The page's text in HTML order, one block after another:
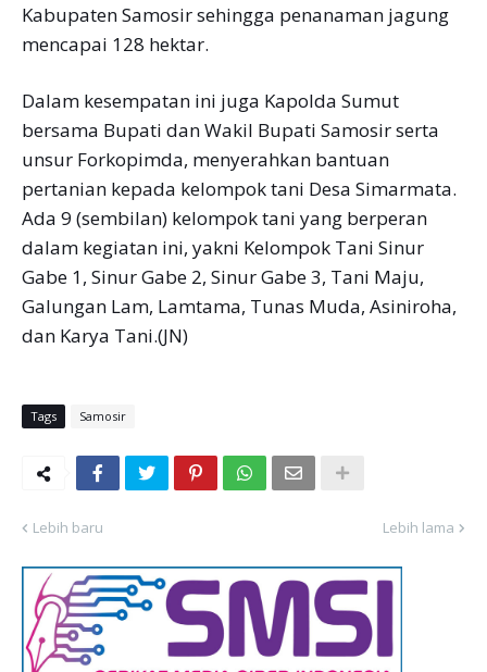
Kabupaten Samosir sehingga penanaman jagung
mencapai 128 hektar.
Dalam kesempatan ini juga Kapolda Sumut
bersama Bupati dan Wakil Bupati Samosir serta
unsur Forkopimda, menyerahkan bantuan
pertanian kepada kelompok tani Desa Simarmata.
Ada 9 (sembilan) kelompok tani yang berperan
dalam kegiatan ini, yakni Kelompok Tani Sinur
Gabe 1, Sinur Gabe 2, Sinur Gabe 3, Tani Maju,
Galungan Lam, Lamtama, Tunas Muda, Asiniroha,
dan Karya Tani.(JN)
Tags Samosir
Lebih baru Lebih lama